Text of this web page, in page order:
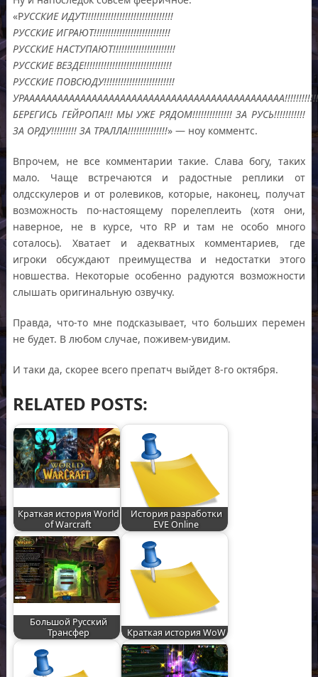
«РУССКИЕ ИДУТ!!!!!!!!!!!!!!!!!!!!!!!!!!!!!!!
РУССКИЕ ИГРАЮТ!!!!!!!!!!!!!!!!!!!!!!!!!!!
РУССКИЕ НАСТУПАЮТ!!!!!!!!!!!!!!!!!!!!!!
РУССКИЕ ВЕЗДЕ!!!!!!!!!!!!!!!!!!!!!!!!!!!!!!!
РУССКИЕ ПОВСЮДУ!!!!!!!!!!!!!!!!!!!!!!!!!
БЕРЕГИСЬ ГЕЙРОПА!!! МЫ УЖЕ РЯДОМ!!!!!!!!!!!!!! ЗА РУСЬ!!!!!!!!!!!
ЗА ОРДУ!!!!!!!!! ЗА ТРАЛЛА!!!!!!!!!!!!!!» — ноу комментс.
Впрочем, не все комментарии такие. Слава богу, таких
мало. Чаще встречаются и радостные реплики от
олдсскулеров и от ролевиков, которые, наконец, получат
возможность по-настоящему порелеплеить (хотя они,
наверное, не в курсе, что RP и там не особо много
соталось). Хватает и адекватных комментариев, где
игроки обсуждают преимущества и недостатки этого
новшества. Некоторые особенно радуются возможности
слышать оригинальную озвучку.
Правда, что-то мне подсказывает, что больших перемен
не будет. В любом случае, поживем-увидим.
И таки да, скорее всего препатч выйдет 8-го октября.
RELATED POSTS:
Краткая история World
of Warcraft
История разработки
EVE Online
Большой Русский
Трансфер
Краткая история WoW